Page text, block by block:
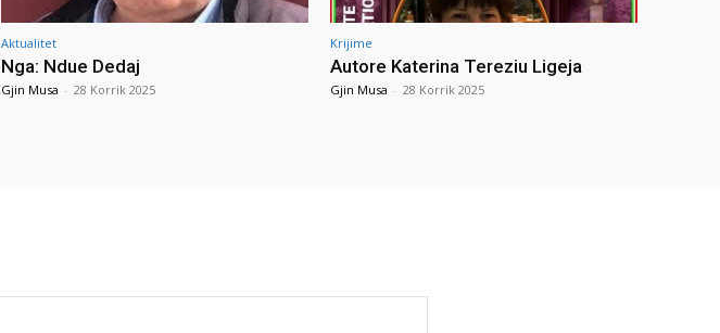
Aktualitet
Nga: Ndue Dedaj
Gjin Musa - 28 Korrik 2025
Krijime
Autore Katerina Tereziu Ligeja
Gjin Musa - 28 Korrik 2025